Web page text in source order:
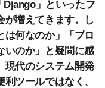
」といったフ
が増えてきます。し
は何なのか」「プロ
いのか」と疑問に感
現代のシステム開発
ツールではなく、